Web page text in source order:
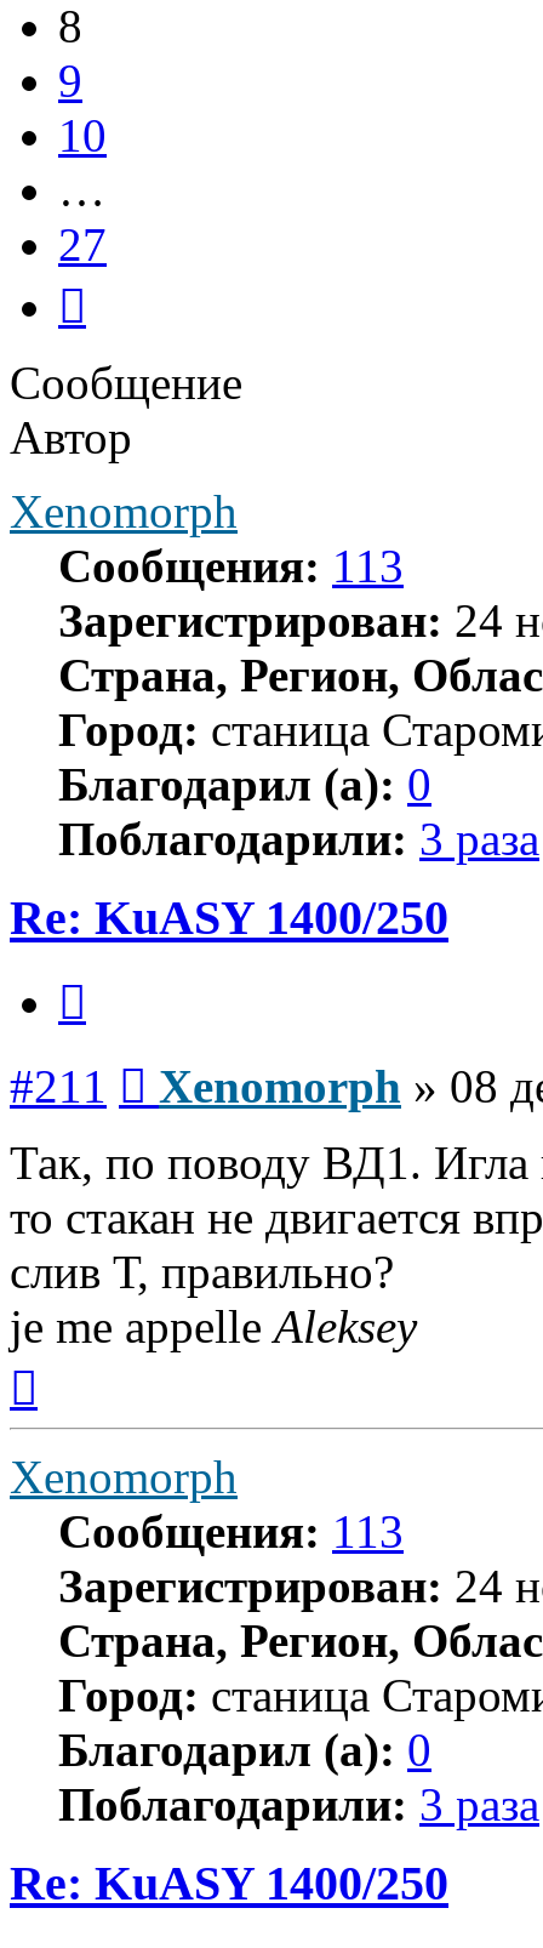
8
9
10
…
27
Сообщение
Автор
Xenomorph
Сообщения: 113
Зарегистрирован: 24
Страна, Регион,
Город: станица
Благодарил (а): 0
Поблагодарили: 3 раза
Re: KuASY 1400/250
#211 Xenomorph » 08
Так, по поводу ВД1. Игла
то стакан не двигается
слив Т, правильно?
je me appelleAleksey
началу
Xenomorph
Сообщения: 113
Зарегистрирован: 24
Страна, Регион,
Город: станица
Благодарил (а): 0
Поблагодарили: 3 раза
Re: KuASY 1400/250